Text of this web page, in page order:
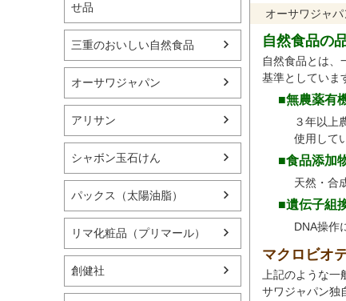
せ品
三重のおいしい自然食品
オーサワジャパン
アリサン
シャボン玉石けん
パックス（太陽油脂）
リマ化粧品（プリマール）
創健社
オーサワジャ
自然食品の
自然食品とは、
基準としていま
■無農薬有
３年以上
使用して
■食品添加
天然・合
■遺伝子組
DNA操作
マクロビオ
上記のような
サワジャパン独